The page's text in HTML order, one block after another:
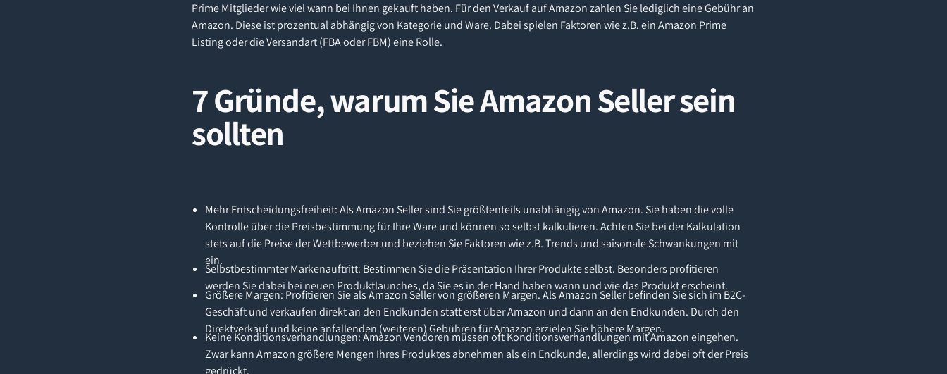
Prime Mitglieder wie viel wann bei Ihnen gekauft haben. Für den Verkauf auf Amazon zahlen Sie lediglich eine Gebühr an
Amazon. Diese ist prozentual abhängig von Kategorie und Ware. Dabei spielen Faktoren wie z.B. ein Amazon Prime
Listing oder die Versandart (FBA oder FBM) eine Rolle.
7 Gründe, warum Sie Amazon Seller sein
sollten
Mehr Entscheidungsfreiheit: Als Amazon Seller sind Sie größtenteils unabhängig von Amazon. Sie haben die volle
Kontrolle über die Preisbestimmung für Ihre Ware und können so selbst kalkulieren. Achten Sie bei der Kalkulation
stets auf die Preise der Wettbewerber und beziehen Sie Faktoren wie z.B. Trends und saisonale Schwankungen mit
ein.
Selbstbestimmter Markenauftritt: Bestimmen Sie die Präsentation Ihrer Produkte selbst. Besonders profitieren
werden Sie dabei bei neuen Produktlaunches, da Sie es in der Hand haben wann und wie das Produkt erscheint.
Größere Margen: Profitieren Sie als Amazon Seller von größeren Margen. Als Amazon Seller befinden Sie sich im B2C-
Geschäft und verkaufen direkt an den Endkunden statt erst über Amazon und dann an den Endkunden. Durch den
Direktverkauf und keine anfallenden (weiteren) Gebühren für Amazon erzielen Sie höhere Margen.
Keine Konditionsverhandlungen: Amazon Vendoren müssen oft Konditionsverhandlungen mit Amazon eingehen.
Zwar kann Amazon größere Mengen Ihres Produktes abnehmen als ein Endkunde, allerdings wird dabei oft der Preis
gedrückt.